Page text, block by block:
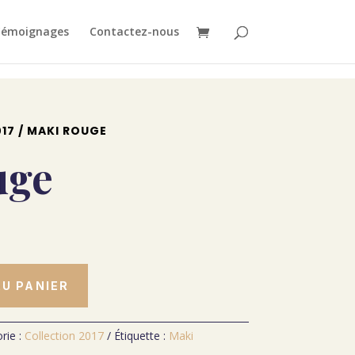
Contactez-nous
/ MAKI ROUGE
PANIER
: Collection 2017 Étiquette : Maki